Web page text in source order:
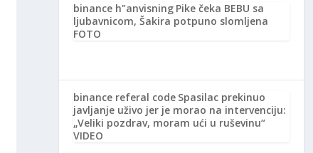
binance h"anvisning Pike čeka BEBU sa
ljubavnicom, Šakira potpuno slomljena
FOTO
binance referal code Spasilac prekinuo
javljanje uživo jer je morao na intervenciju:
„Veliki pozdrav, moram ući u ruševinu“
VIDEO